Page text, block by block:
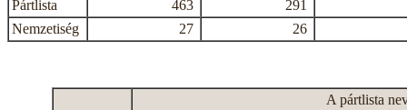
Pártlista
463
291
Nemzetiség
27 26
A pártlista